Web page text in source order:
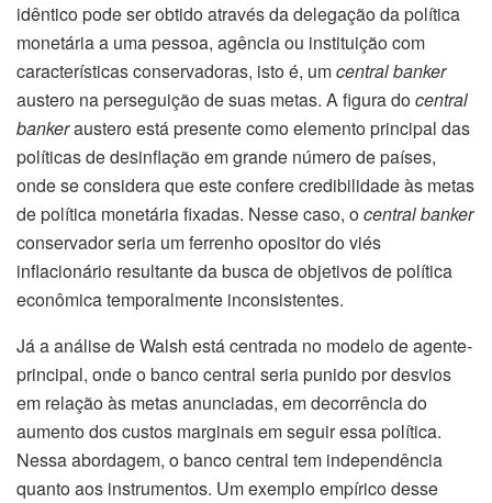
idêntico pode ser obtido através da delegação da política
monetária a uma pessoa, agência ou instituição com
características conservadoras, isto é, umcentral banker
austero na perseguição de suas metas. A figura docentral
bankeraustero está presente como elemento principal das
políticas de desinflação em grande número de países,
onde se considera que este confere credibilidade às metas
de política monetária fixadas. Nesse caso, ocentral banker
conservador seria um ferrenho opositor do viés
inflacionário resultante da busca de objetivos de política
econômica temporalmente inconsistentes.
Já a análise de Walsh está centrada no modelo de agente-
principal, onde o banco central seria punido por desvios
em relação às metas anunciadas, em decorrência do
aumento dos custos marginais em seguir essa política.
Nessa abordagem, o banco central tem independência
quanto aos instrumentos. Um exemplo empírico desse